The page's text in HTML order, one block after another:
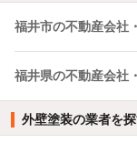
福井市の不動産会社
福井県の不動産会社
外壁塗装の業者を